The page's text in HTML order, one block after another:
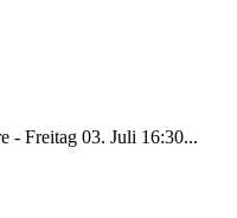
- Freitag 03. Juli 16:30...